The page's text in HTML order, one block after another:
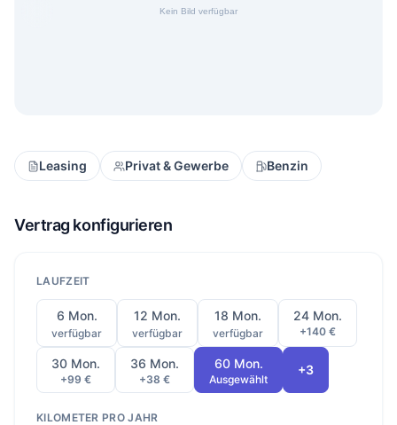
Leasing Privat & Gewerbe Benzin
Vertrag konfigurieren
LAUFZEIT
6 Mon.
verfügbar
12 Mon.
verfügbar
18 Mon.
verfügbar
24 Mon.
+140 €
30 Mon.
+99 €
36 Mon.
+38 €
60 Mon.
Ausgewählt
+3
KILOMETER PRO JAHR